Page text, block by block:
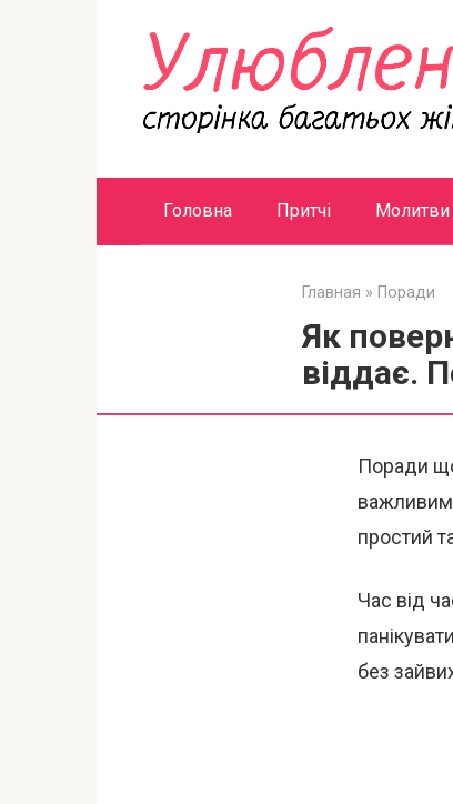
Головна Притчі Молитви
Главная » Поради
Як
віддає.
Поради
простий
Час від
без